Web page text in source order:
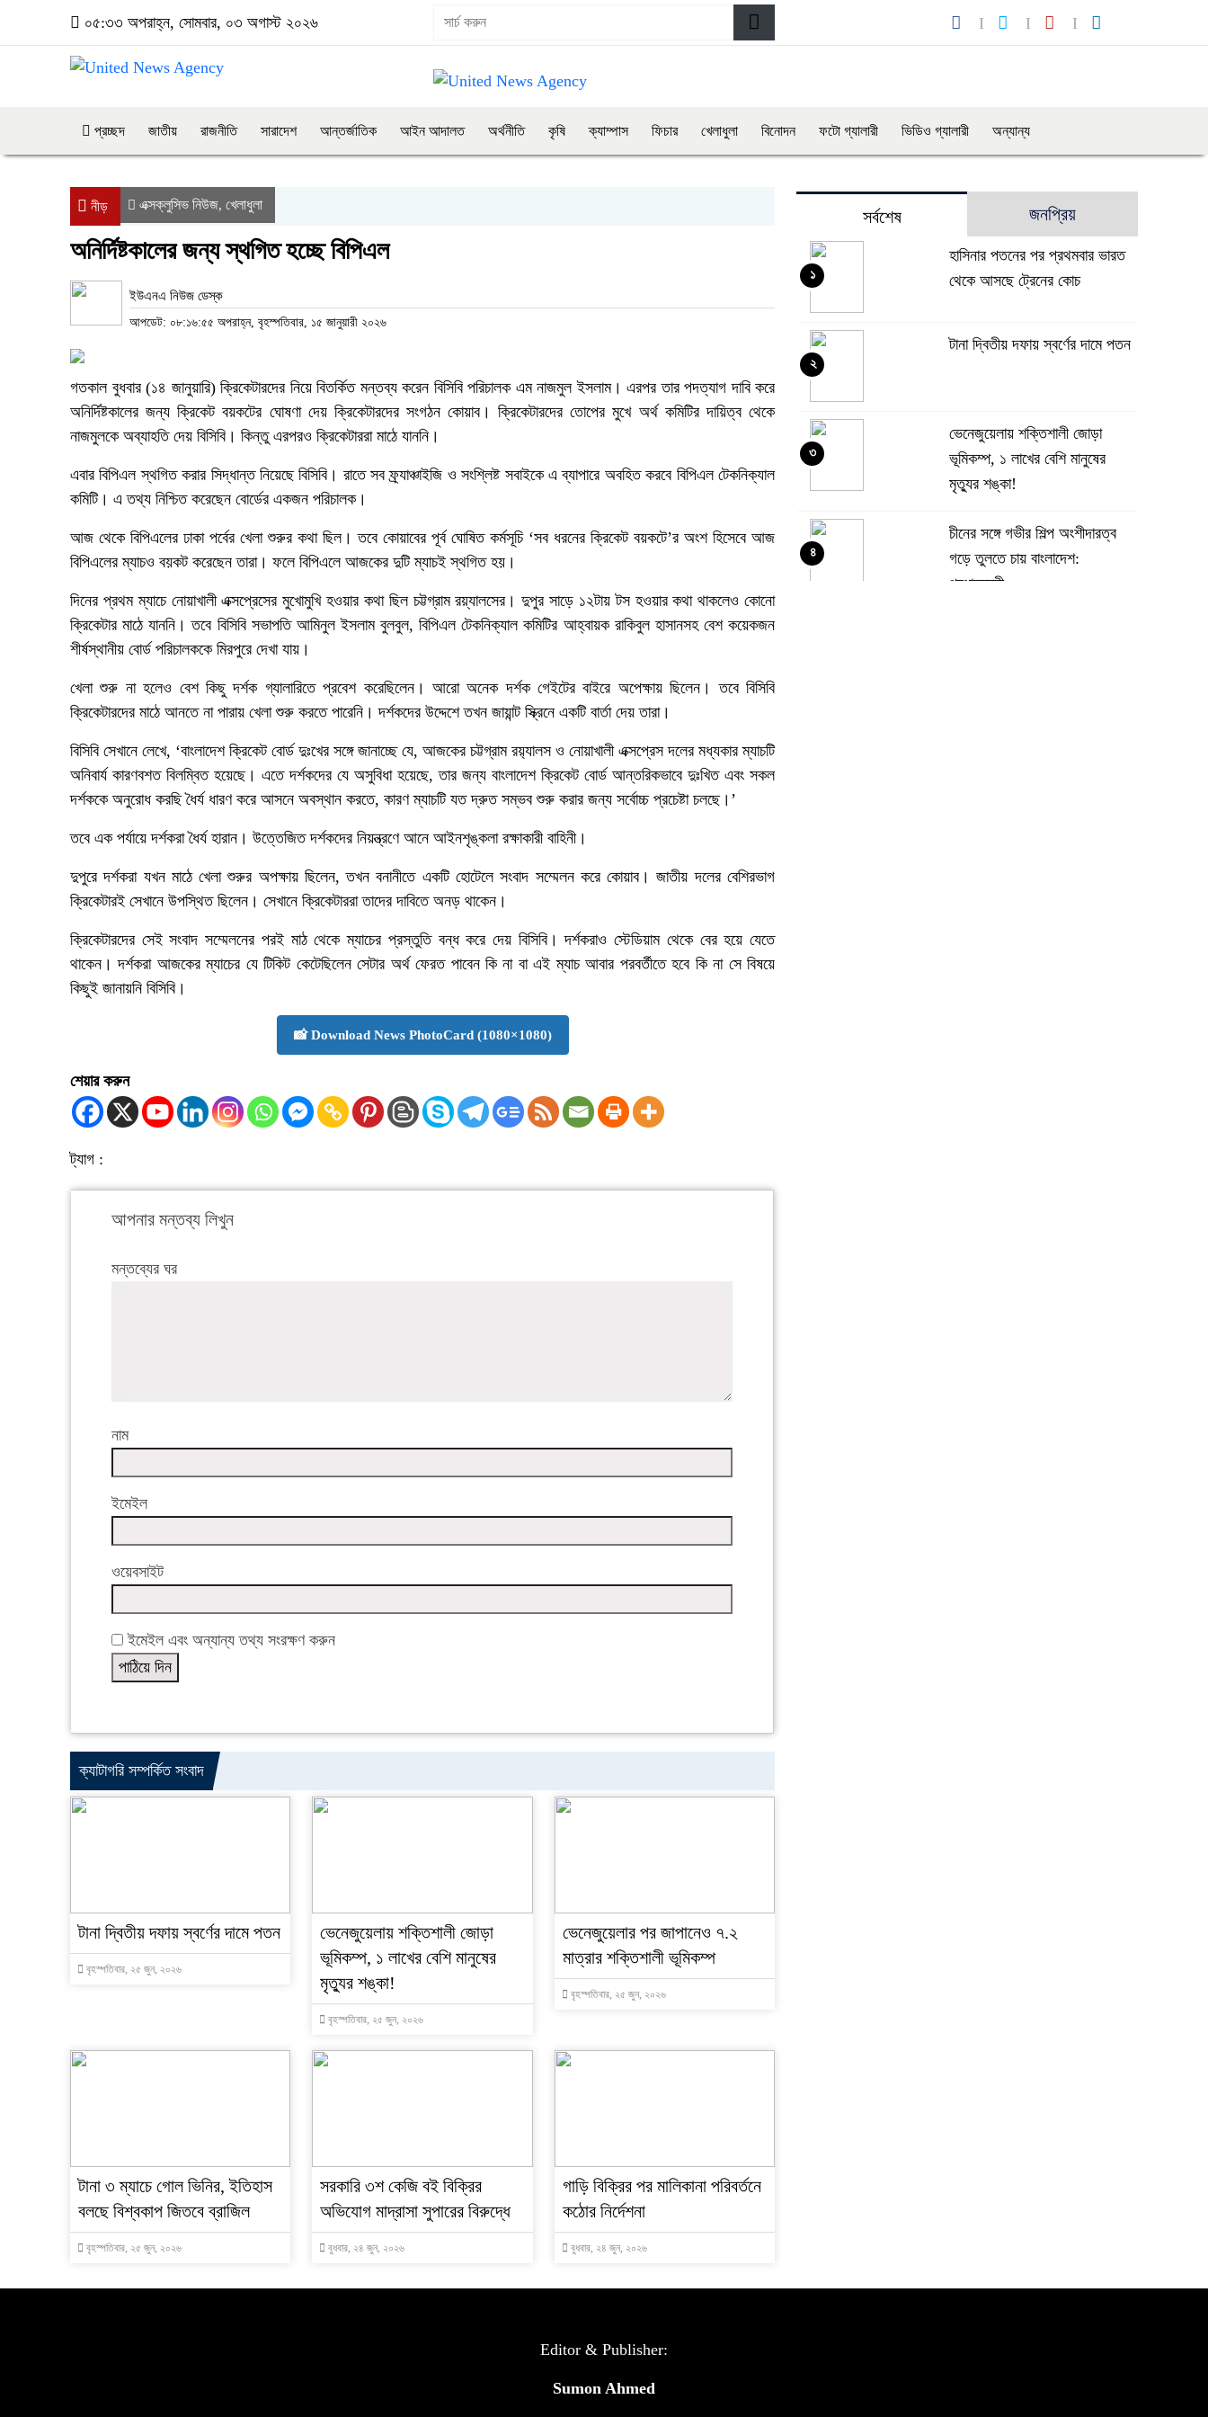
০৫:৩৩ অপরাহ্ন, সোমবার, ০৩ অগাস্ট ২০২৬
প্রচ্ছদ জাতীয় রাজনীতি সারাদেশ আন্তর্জাতিক আইন আদালত অর্থনীতি কৃষি ক্যাম্পাস ফিচার খেলাধুলা বিনোদন ফটো গ্যালারী ভিডিও গ্যালারী অন্যান্য
নীড় এক্সক্লুসিভ নিউজ, খেলাধুলা
অনির্দিষ্টকালের জন্য স্থগিত হচ্ছে বিপিএল
ইউএনএ নিউজ ডেস্ক
আপডেট: ০৮:১৬:৫৫ অপরাহ্ন, বৃহস্পতিবার, ১৫ জানুয়ারী ২০২৬
গতকাল বুধবার (১৪ জানুয়ারি) ক্রিকেটারদের নিয়ে বিতর্কিত মন্তব্য করেন বিসিবি পরিচালক এম নাজমুল ইসলাম। এরপর তার পদত্যাগ দাবি করে
অনির্দিষ্টকালের জন্য ক্রিকেট বয়কটের ঘোষণা দেয় ক্রিকেটারদের সংগঠন কোয়াব। ক্রিকেটারদের তোপের মুখে অর্থ কমিটির দায়িত্ব থেকে
নাজমুলকে অব্যাহতি দেয় বিসিবি। কিন্তু এরপরও ক্রিকেটাররা মাঠে যাননি।
এবার বিপিএল স্থগিত করার সিদ্ধান্ত নিয়েছে বিসিবি। রাতে সব ফ্র্যাঞ্চাইজি ও সংশ্লিষ্ট সবাইকে এ ব্যাপারে অবহিত করবে বিপিএল টেকনিক্যাল
কমিটি। এ তথ্য নিশ্চিত করেছেন বোর্ডের একজন পরিচালক।
আজ থেকে বিপিএলের ঢাকা পর্বের খেলা শুরুর কথা ছিল। তবে কোয়াবের পূর্ব ঘোষিত কর্মসূচি ‘সব ধরনের ক্রিকেট বয়কটে’র অংশ হিসেবে আজ
বিপিএলের ম্যাচও বয়কট করেছেন তারা। ফলে বিপিএলে আজকের দুটি ম্যাচই স্থগিত হয়।
দিনের প্রথম ম্যাচে নোয়াখালী এক্সপ্রেসের মুখোমুখি হওয়ার কথা ছিল চট্টগ্রাম রয়্যালসের। দুপুর সাড়ে ১২টায় টস হওয়ার কথা থাকলেও কোনো
ক্রিকেটার মাঠে যাননি। তবে বিসিবি সভাপতি আমিনুল ইসলাম বুলবুল, বিপিএল টেকনিক্যাল কমিটির আহ্বায়ক রাকিবুল হাসানসহ বেশ কয়েকজন
শীর্ষস্থানীয় বোর্ড পরিচালককে মিরপুরে দেখা যায়।
খেলা শুরু না হলেও বেশ কিছু দর্শক গ্যালারিতে প্রবেশ করেছিলেন। আরো অনেক দর্শক গেইটের বাইরে অপেক্ষায় ছিলেন। তবে বিসিবি
ক্রিকেটারদের মাঠে আনতে না পারায় খেলা শুরু করতে পারেনি। দর্শকদের উদ্দেশে তখন জায়ান্ট স্ক্রিনে একটি বার্তা দেয় তারা।
বিসিবি সেখানে লেখে, ‘বাংলাদেশ ক্রিকেট বোর্ড দুঃখের সঙ্গে জানাচ্ছে যে, আজকের চট্টগ্রাম রয়‍্যালস ও নোয়াখালী এক্সপ্রেস দলের মধ্যকার ম্যাচটি
অনিবার্য কারণবশত বিলম্বিত হয়েছে। এতে দর্শকদের যে অসুবিধা হয়েছে, তার জন্য বাংলাদেশ ক্রিকেট বোর্ড আন্তরিকভাবে দুঃখিত এবং সকল
দর্শককে অনুরোধ করছি ধৈর্য ধারণ করে আসনে অবস্থান করতে, কারণ ম্যাচটি যত দ্রুত সম্ভব শুরু করার জন্য সর্বোচ্চ প্রচেষ্টা চলছে।’
তবে এক পর্যায়ে দর্শকরা ধৈর্য হারান। উত্তেজিত দর্শকদের নিয়ন্ত্রণে আনে আইনশৃঙ্কলা রক্ষাকারী বাহিনী।
দুপুরে দর্শকরা যখন মাঠে খেলা শুরুর অপক্ষায় ছিলেন, তখন বনানীতে একটি হোটেলে সংবাদ সম্মেলন করে কোয়াব। জাতীয় দলের বেশিরভাগ
ক্রিকেটারই সেখানে উপস্থিত ছিলেন। সেখানে ক্রিকেটাররা তাদের দাবিতে অনড় থাকেন।
ক্রিকেটারদের সেই সংবাদ সম্মেলনের পরই মাঠ থেকে ম্যাচের প্রস্তুতি বন্ধ করে দেয় বিসিবি। দর্শকরাও স্টেডিয়াম থেকে বের হয়ে যেতে
থাকেন। দর্শকরা আজকের ম্যাচের যে টিকিট কেটেছিলেন সেটার অর্থ ফেরত পাবেন কি না বা এই ম্যাচ আবার পরবর্তীতে হবে কি না সে বিষয়ে
কিছুই জানায়নি বিসিবি।
📸 Download News PhotoCard (1080×1080)
শেয়ার করুন
ট্যাগ :
আপনার মন্তব্য লিখুন
মন্তব্যের ঘর
নাম
ইমেইল
ওয়েবসাইট
ইমেইল এবং অন্যান্য তথ্য সংরক্ষণ করুন
ক্যাটাগরি সম্পর্কিত সংবাদ
টানা দ্বিতীয় দফায় স্বর্ণের দামে পতন
বৃহস্পতিবার, ২৫ জুন, ২০২৬
ভেনেজুয়েলায় শক্তিশালী জোড়া
ভূমিকম্প, ১ লাখের বেশি মানুষের
মৃত্যুর শঙ্কা!
বৃহস্পতিবার, ২৫ জুন, ২০২৬
ভেনেজুয়েলার পর জাপানেও ৭.২
মাত্রার শক্তিশালী ভূমিকম্প
বৃহস্পতিবার, ২৫ জুন, ২০২৬
টানা ৩ ম্যাচে গোল ভিনির, ইতিহাস
বলছে বিশ্বকাপ জিতবে ব্রাজিল
বৃহস্পতিবার, ২৫ জুন, ২০২৬
সরকারি ৩শ কেজি বই বিক্রির
অভিযোগ মাদ্রাসা সুপারের বিরুদ্ধে
বুধবার, ২৪ জুন, ২০২৬
গাড়ি বিক্রির পর মালিকানা পরিবর্তনে
কঠোর নির্দেশনা
বুধবার, ২৪ জুন, ২০২৬
সর্বশেষ জনপ্রিয়
হাসিনার পতনের পর প্রথমবার ভারত
থেকে আসছে ট্রেনের কোচ
১
টানা দ্বিতীয় দফায় স্বর্ণের দামে পতন
২
ভেনেজুয়েলায় শক্তিশালী জোড়া
ভূমিকম্প, ১ লাখের বেশি মানুষের
মৃত্যুর শঙ্কা!
৩
চীনের সঙ্গে গভীর শিল্প অংশীদারত্ব
গড়ে তুলতে চায় বাংলাদেশ:
প্রধানমন্ত্রী
৪
Editor & Publisher:
Sumon Ahmed